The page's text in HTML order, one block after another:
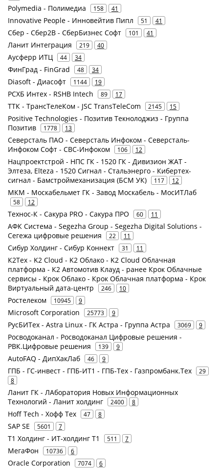
Polymedia - Полимедиа 158 41
Innovative People - Инновейтив Пипл 51 41
Сбер - Сбер2В - СберБизнес Софт 101 41
Ланит Интеграция 219 40
Аусферр ИТЦ 44 34
ФинГрад - FinGrad 48 34
Diasoft - Диасофт 1144 19
РСХБ Интех - RSHB Intech 89 17
ТТК - ТрансТелеКом - JSC TransTeleCom 2145 15
Positive Technologies - Позитив Текнолоджиз - Группа
Позитив
1778 13
Северсталь ПАО - Северсталь Инфоком - Северсталь-
Инфоком Софт - СВС-Инфоком
106 12
Нацпроектстрой - НПС ГК - 1520 ГК - Дивизион ЖАТ -
Элтеза, Elteza - 1520 Сигнал - Стальэнерго - Кибертех-
сигнал - Бамстроймеханизация (БСМ УК)
117 12
МКМ - Москабельмет ГК - Завод Москабель - МосИТЛаб
58 12
Технос-К - Сакура PRO - Сакура ПРО 60 11
АФК Система - Segezha Group - Segezha Digital Solutions -
Сегежа цифровые решения
22 11
Сибур Холдинг - Сибур Коннект 31 11
К2Тех - K2 Cloud - K2 Облако - K2 Cloud Облачная
платформа - К2 Автомотив Клауд - ранее Крок Облачные
сервисы - Крок Облако - Крок Облачная платформа - Крок
Виртуальный дата-центр
246 10
Ростелеком 10945 9
Microsoft Corporation 25773 9
РусБИТех - Astra Linux - ГК Астра - Группа Астра 3069 9
Росводоканал - Росводоканал Цифровые решения -
РВК.Цифровые решения
139 9
AutoFAQ - ДипХакЛаб 46 9
ГПБ - ГС-инвест - ГПБ-ИТ1 - ГПБ-Тех - Газпромбанк.Тех
29
8
Ланит ГК - ЛАборатория Новых Информационных
Технологий - Ланит холдинг
2400 8
Hoff Tech - Хофф Тех 47 8
SAP SE 5601 7
Т1 Холдинг - ИТ-холдинг Т1 511 7
МегаФон 10736 6
Oracle Corporation 7074 6